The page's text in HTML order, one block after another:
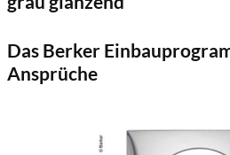
Das Berker
Ansprüche